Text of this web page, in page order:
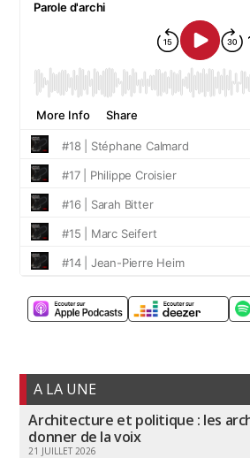
A LA UNE
Architecture et politique : les
donner de la voix
21 JUILLET 2026